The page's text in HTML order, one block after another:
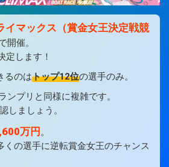
イマックス（賞金女王決定戦競
開催。
定します！
るのはトップ12位の選手のみ。
ンプリと同様に複雑です。
しましょう。
万円 。
くの選手に逆転賞金女王のチャンス